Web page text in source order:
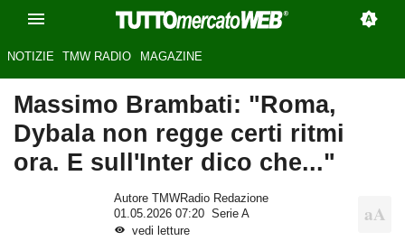
NOTIZIE TMW RADIO MAGAZINE
Massimo Brambati: "Roma,
Dybala non regge certi ritmi
ora. E sull'Inter dico che..."
Autore TMWRadio Redazione
01.05.2026 07:20
Serie A
vedi letture